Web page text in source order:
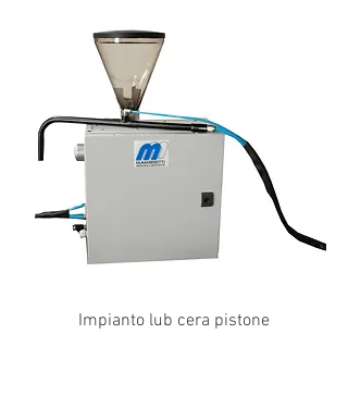
Impianto lub cera pistone